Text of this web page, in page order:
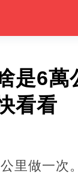
是6萬
看看
里做一次。